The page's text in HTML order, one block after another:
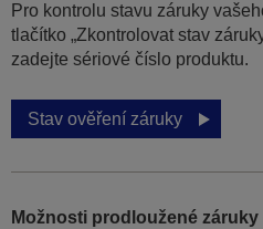
Pro kontrolu stavu záruky
tlačítko „Zkontrolovat stav
zadejte sériové číslo produktu.
Stav ověření záruky
Možnosti prodloužené